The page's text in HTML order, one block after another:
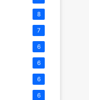
8
7
6
6
6
6